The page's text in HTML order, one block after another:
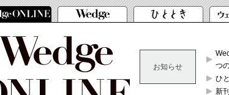
お知らせ
つ
ひ
新